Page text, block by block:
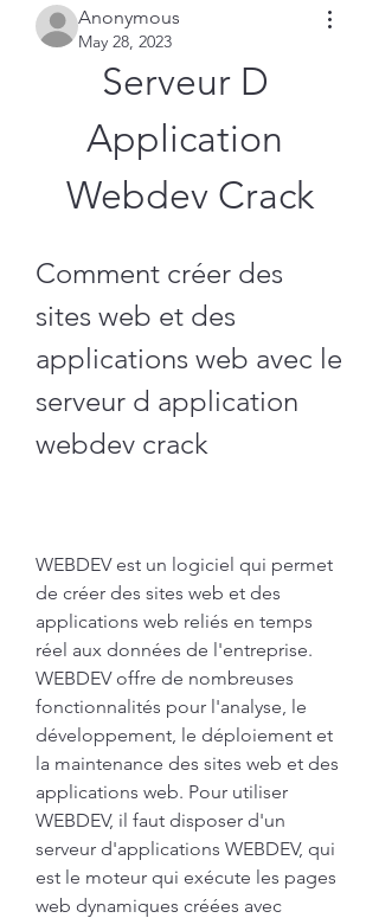
Anonymous
May 28, 2023
Serveur D
Application
Webdev Crack
Comment créer des
sites web et des
applications web avec le
serveur d application
webdev crack
WEBDEV est un logiciel qui permet
de créer des sites web et des
applications web reliés en temps
réel aux données de l'entreprise.
WEBDEV offre de nombreuses
fonctionnalités pour l'analyse, le
développement, le déploiement et
la maintenance des sites web et des
applications web. Pour utiliser
WEBDEV, il faut disposer d'un
serveur d'applications WEBDEV, qui
est le moteur qui exécute les pages
web dynamiques créées avec